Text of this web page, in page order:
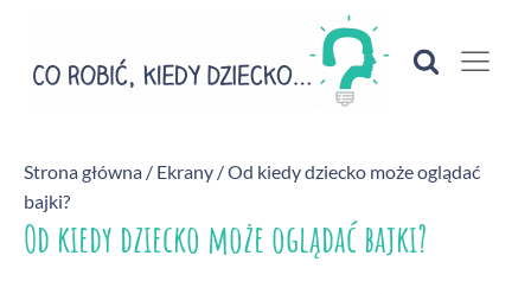
Strona główna / Ekrany / Od kiedy dziecko może oglądać
bajki?
Od kiedy dziecko może oglądać bajki?